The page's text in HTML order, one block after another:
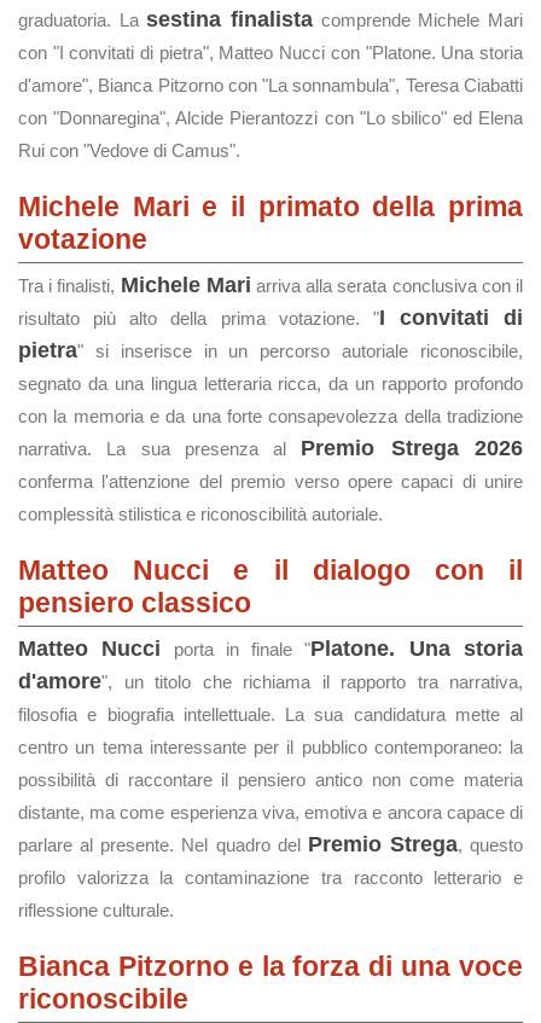
graduatoria. Lasestina finalista comprende Michele Mari
con "I convitati di pietra", Matteo Nucci con "Platone. Una storia
d'amore", Bianca Pitzorno con "La sonnambula", Teresa Ciabatti
con "Donnaregina", Alcide Pierantozzi con "Lo sbilico" ed Elena
Rui con "Vedove di Camus".
Michele Mari e il primato della prima
votazione
Tra i finalisti, Michele Mari arriva alla serata conclusiva con il
risultato più alto della prima votazione. "I convitati di
pietra" si inserisce in un percorso autoriale riconoscibile,
segnato da una lingua letteraria ricca, da un rapporto profondo
con la memoria e da una forte consapevolezza della tradizione
narrativa. La sua presenza al Premio Strega 2026
conferma l'attenzione del premio verso opere capaci di unire
complessità stilistica e riconoscibilità autoriale.
Matteo Nucci e il dialogo con il
pensiero classico
Matteo Nucci porta in finale "Platone. Una storia
d'amore", un titolo che richiama il rapporto tra narrativa,
filosofia e biografia intellettuale. La sua candidatura mette al
centro un tema interessante per il pubblico contemporaneo: la
possibilità di raccontare il pensiero antico non come materia
distante, ma come esperienza viva, emotiva e ancora capace di
parlare al presente. Nel quadro del Premio Strega, questo
profilo valorizza la contaminazione tra racconto letterario e
riflessione culturale.
Bianca Pitzorno e la forza di una voce
riconoscibile